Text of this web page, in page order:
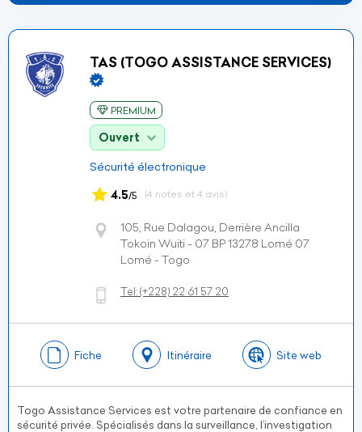
TAS (TOGO ASSISTANCE SERVICES)
PREMIUM
Ouvert
Sécurité électronique
4.5/5 (4 notes et 4 avis)
105, Rue Dalagou, Derrière Ancilla
Tokoin Wuiti - 07 BP 13278 Lomé 07
Lomé - Togo
Tel:(+228) 22 61 57 20
Fiche Itinéraire Site web
Togo Assistance Services est votre partenaire de confiance en
sécurité privée. Spécialisés dans la surveillance, l’investigation